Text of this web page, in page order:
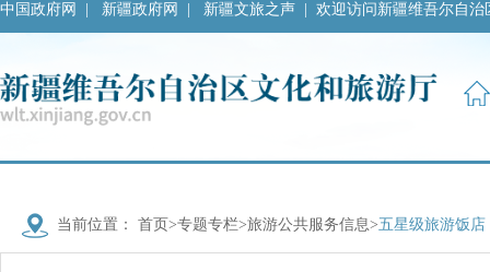
中国政府网 新疆政府网 新疆文旅之声 欢迎访问新疆维吾尔自
当前位置： 首页 >专题专栏>旅游公共服务信息>五星级旅游饭店